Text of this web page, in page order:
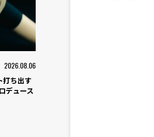
2026.08.06
打ち出す
デュース